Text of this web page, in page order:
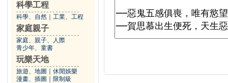
科學工程
科學、自然 工業、工程
家庭親子
家庭、親子、人際
青少年、童書
玩樂天地
旅遊、地圖
休閒娛樂
漫畫、插圖
限制級